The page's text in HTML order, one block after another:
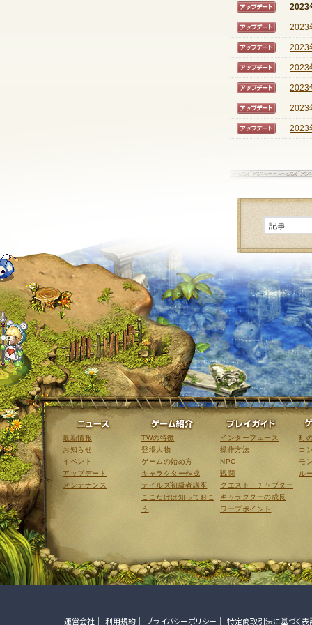
【ア
2023
【ア
2023
【ア
2023
【ア
2023
【ア
2023
【ア
2023
【ア
2023
ニュース
最新情報
お知らせ
イベント
アップデート
メンテナンス
ゲーム紹介
TWの特徴
登場人物
ゲームの始め方
キャラクター作成
テイルズ初級者講座
ここだけは知っておこ
う
インターフェース
操作方法
NPC
戦闘
クエスト・チャプター
キャラクターの成長
ワープポイント
町
コ
モ
ル
運営会社 利用規約 プライバシーポリシー 特定商取引法に基づく表